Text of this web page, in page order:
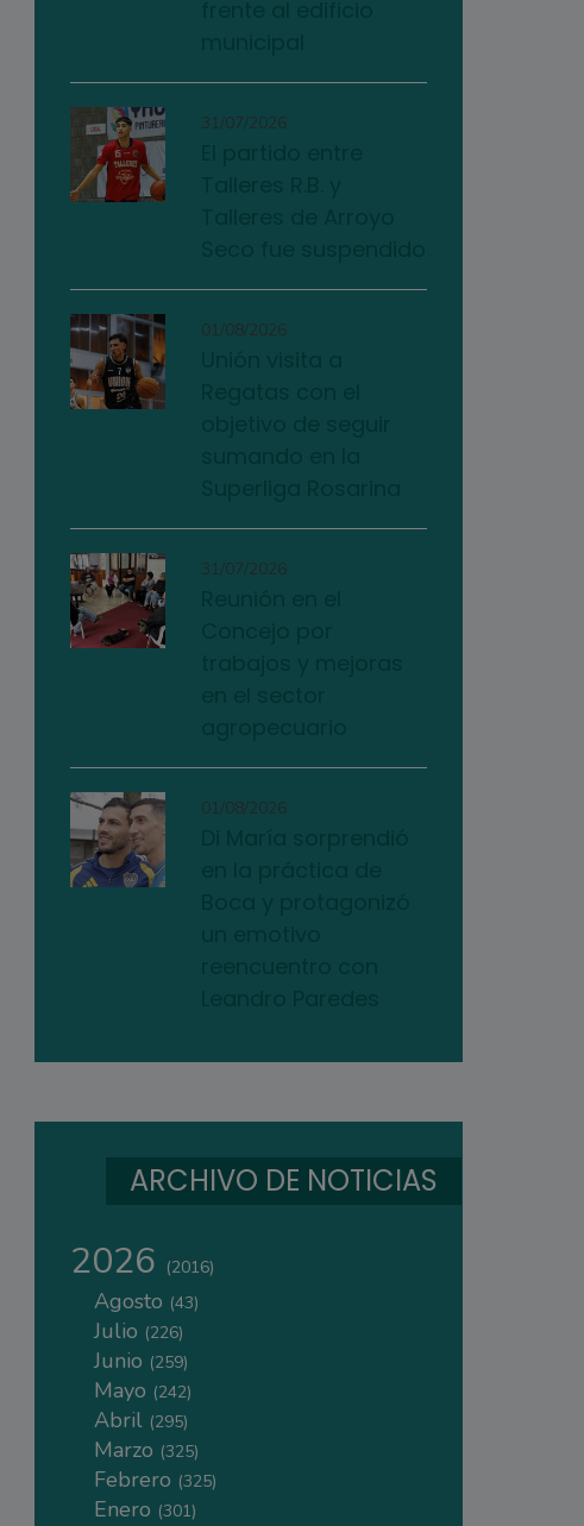
31/07/2026
01/08/2026
31/07/2026
01/08/2026
ARCHIVO DE NOTICIAS
2026 (2016)
Agosto (43)
Julio (226)
Junio (259)
Mayo (242)
Abril (295)
Marzo (325)
Febrero (325)
Enero (301)